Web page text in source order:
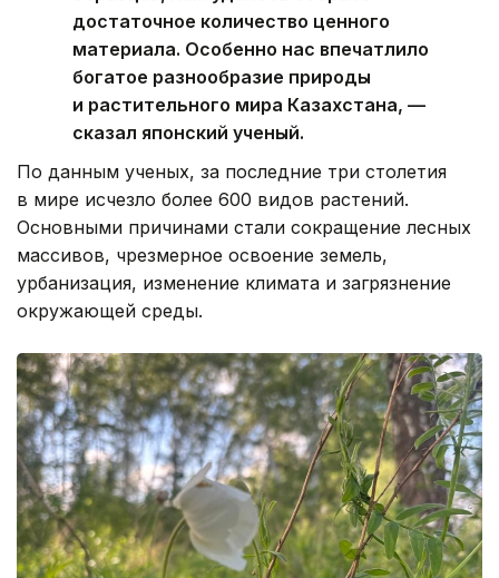
достаточное количество ценного
материала. Особенно нас впечатлило
богатое разнообразие природы
и растительного мира Казахстана, —
сказал японский ученый.
По данным ученых, за последние три столетия
в мире исчезло более 600 видов растений.
Основными причинами стали сокращение лесных
массивов, чрезмерное освоение земель,
урбанизация, изменение климата и загрязнение
окружающей среды.